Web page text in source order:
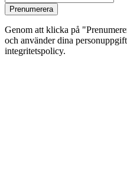
Prenumerera
Genom att klicka på
och använder dina
integritetspolicy.